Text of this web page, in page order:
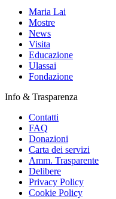
Maria Lai
Mostre
News
Visita
Educazione
Ulassai
Fondazione
Info & Trasparenza
Contatti
FAQ
Donazioni
Carta dei servizi
Amm. Trasparente
Delibere
Privacy Policy
Cookie Policy